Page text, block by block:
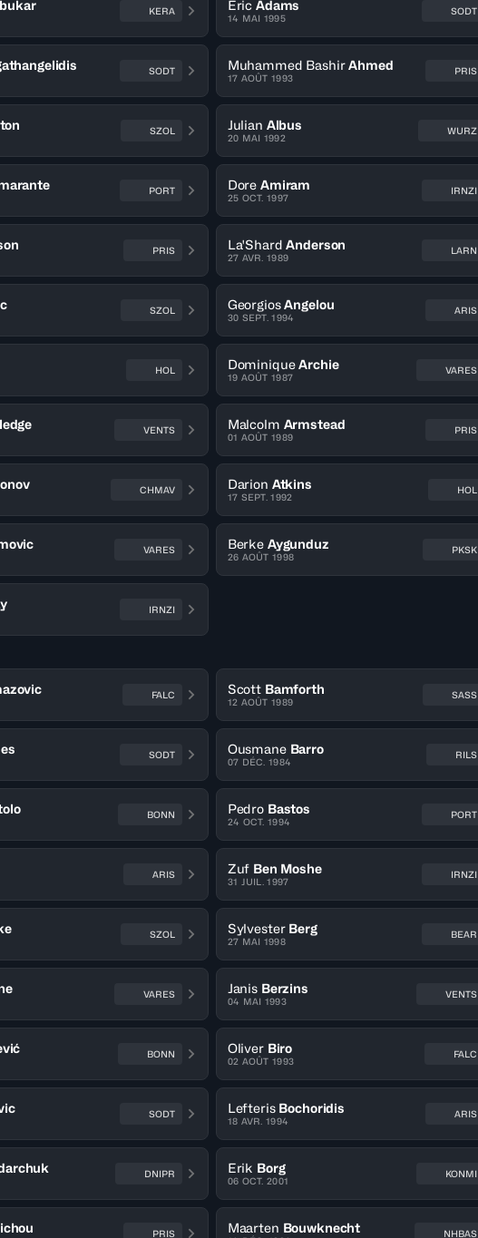
KERA Eric Adams
14 MAI 1995
SODT
SODT Muhammed Bashir Ahmed
17 AOÛT 1993
PRIS
SZOL Julian Albus
20 MAI 1992
WURZ
PORT Dore Amiram
25 OCT. 1997
IRNZI
PRIS La'Shard Anderson
27 AVR. 1989
LARN
SZOL Georgios Angelou
30 SEPT. 1994
ARIS
HOL Dominique Archie
19 AOÛT 1987
VARES
VENTS Malcolm Armstead
01 AOÛT 1989
PRIS
CHMAV Darion Atkins
17 SEPT. 1992
HOL
VARES Berke Aygunduz
26 AOÛT 1998
PKSK
IRNZI
FALC Scott Bamforth
12 AOÛT 1989
SASS
SODT Ousmane Barro
07 DÉC. 1984
RILS
BONN Pedro Bastos
24 OCT. 1994
PORT
ARIS Zuf Ben Moshe
31 JUIL. 1997
IRNZI
SZOL Sylvester Berg
27 MAI 1998
BEAR
VARES Janis Berzins
04 MAI 1993
VENTS
BONN Oliver Biro
02 AOÛT 1993
FALC
SODT Lefteris Bochoridis
18 AVR. 1994
ARIS
DNIPR Erik Borg
06 OCT. 2001
KONMI
PRIS Maarten Bouwknecht NHBAS